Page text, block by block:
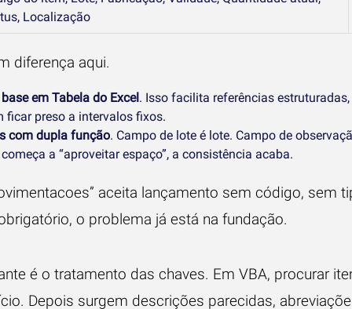
Localização
diferença aqui.
em Tabela do Excel . Isso facilita referências
ficar preso a intervalos fixos.
com dupla função. Campo de lote é lote. Campo de
a “aproveitar espaço”, a consistência acaba.
aceita lançamento sem código, sem
o problema já está na fundação.
é o tratamento das chaves. Em VBA, procurar
Depois surgem descrições parecidas,